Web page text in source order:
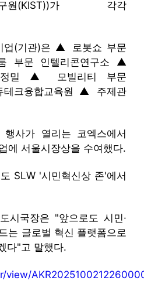
연구원(KIST))가 각각
업(기관)은 ▲ 로봇쇼 부문
부문 인텔리콘연구소 ▲
정밀 ▲ 모빌리티 부문
테크융합교육원 ▲ 주제관
사가 열리는 코엑스에서
에 서울시장상을 수여했다.
SLW '시민혁신상 존'에서
시국장은 "앞으로도 시민·
는 글로벌 혁신 플랫폼으로
다"고 말했다.
view/